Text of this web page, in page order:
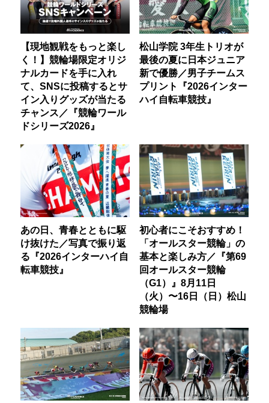
【現地観戦をもっと楽し
く！】競輪場限定オリジ
ナルカードを手に入れ
て、SNSに投稿するとサ
イン入りグッズが当たる
チャンス／『競輪ワール
ドシリーズ2026』
松山学院 3年生トリオが
最後の夏に日本ジュニア
新で優勝／男子チームス
プリント『2026インター
ハイ自転車競技』
あの日、青春とともに駆
け抜けた／写真で振り返
る『2026インターハイ自
転車競技』
初心者にこそおすすめ！
「オールスター競輪」の
基本と楽しみ方／『第69
回オールスター競輪
（G1）』8月11日
（火）〜16日（日）松山
競輪場